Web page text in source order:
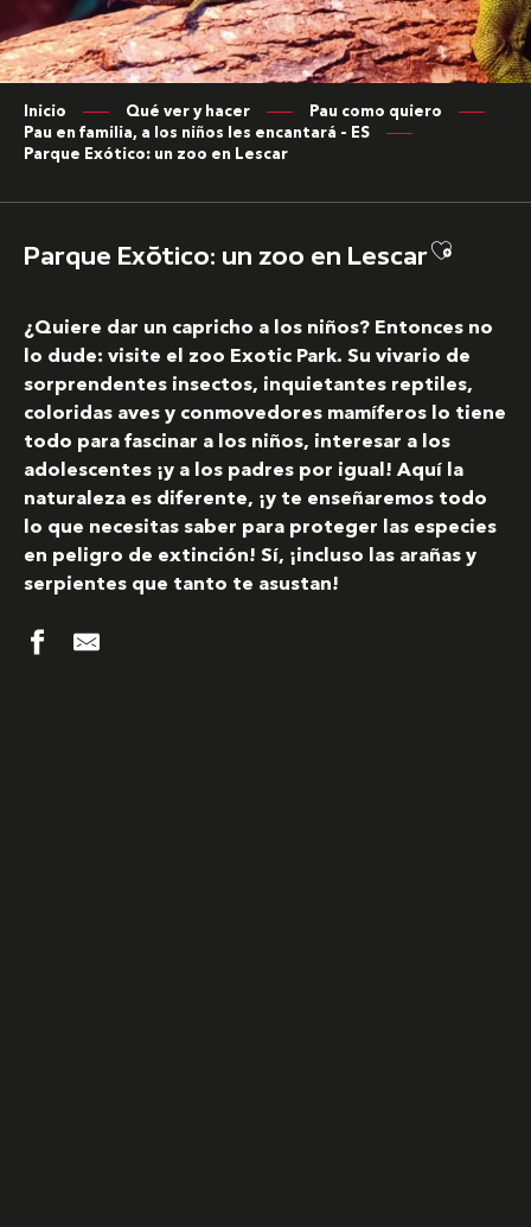
Inicio Qué ver y hacer
Pau como quiero
Pau en familia, a los niños les encantará – ES
Parque Exótico: un zoo en Lescar
Parque Exótico: un zoo en Lescar
¿Quiere dar un capricho a los niños? Entonces no
lo dude: visite el zoo Exotic Park. Su vivario de
sorprendentes insectos, inquietantes reptiles,
coloridas aves y conmovedores mamíferos lo tiene
todo para fascinar a los niños, interesar a los
adolescentes ¡y a los padres por igual! Aquí la
naturaleza es diferente, ¡y te enseñaremos todo
lo que necesitas saber para proteger las especies
en peligro de extinción! Sí, ¡incluso las arañas y
serpientes que tanto te asustan!